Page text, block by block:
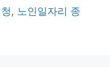
, 노인일자리 종